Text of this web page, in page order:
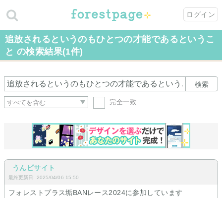
ログイン
追放されるというのもひとつの才能であるというこ
と の検索結果(1件)
検索
完全一致
うんピサイト
最終更新日: 2025/04/06 15:50
フォレストプラス垢BANレース2024に参加しています